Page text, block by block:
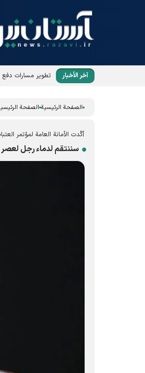
آخر الأخبار تطوير مسارات دفع
الصفحة الرئيسية الصفحة
أكّدت الأمانة العامة لمؤتمر
سننتقم لدماء رجل لعصر